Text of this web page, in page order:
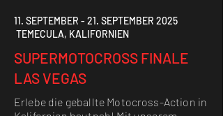
11. SEPTEMBER - 21. SEPTEMBER 2025
TEMECULA, KALIFORNIEN
SUPERMOTOCROSS FINALE
LAS VEGAS
Erlebe die geballte Motocross-Action in